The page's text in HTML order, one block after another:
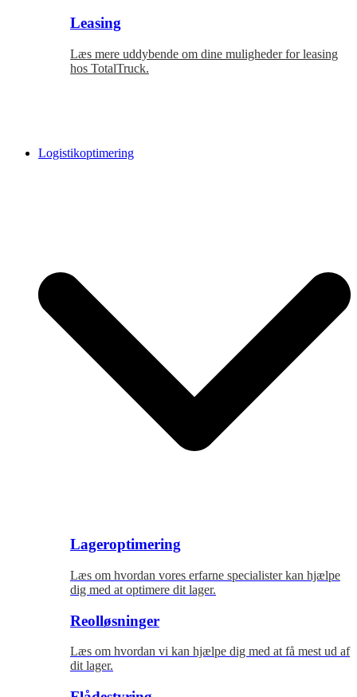
Leasing
Læs mere uddybende om dine muligheder for leasing
hos TotalTruck.
Logistikoptimering
Lageroptimering
Læs om hvordan vores erfarne specialister kan hjælpe
dig med at optimere dit lager.
Reolløsninger
Læs om hvordan vi kan hjælpe dig med at få mest ud af
dit lager.